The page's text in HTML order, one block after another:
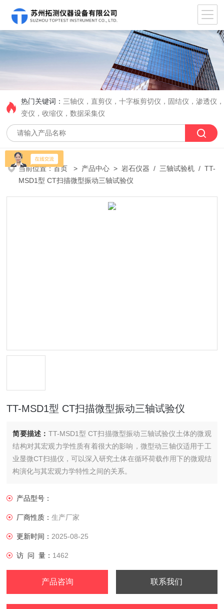
热门关键词： 三轴仪，直剪仪，十字板剪切仪，固结仪，渗透仪
变仪，收缩仪，数据采集仪
当前位置：首页 > 产品中心 >岩石仪器 / 三轴试验机 / TT-
MSD1型 CT扫描微型振动三轴试验仪
TT-MSD1型 CT扫描微型振动三轴试验仪
简要描述： TT-MSD1型 CT扫描微型振动三轴试验仪土体的微观
结构对其宏观力学性质有着很大的影响，微型动三轴仪适用于工
业显微CT扫描仪，可以深入研究土体在循环荷载作用下的微观结
构演化与其宏观力学特性之间的关系。
产品型号：
厂商性质：生产厂家
更新时间： 2025-08-25
访 问 量： 1462
产品咨询 联系我们